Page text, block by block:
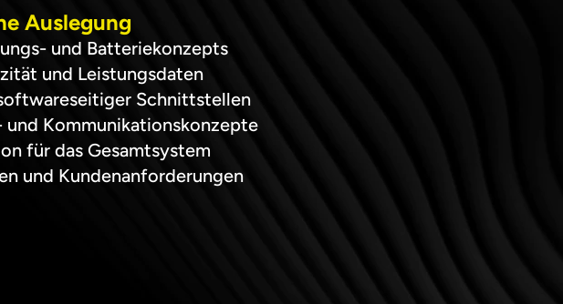
Auslegung
und Batteriekonzepts
und Leistungsdaten
Schnittstellen
Kommunikationskonzepte
für das Gesamtsystem
und Kundenanforderungen